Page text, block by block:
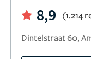
8,9
(1.214
Dintelstraat 60,